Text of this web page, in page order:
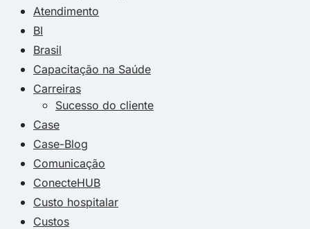
Atendimento
BI
Brasil
Capacitação na Saúde
Carreiras
Sucesso do cliente
Case
Case-Blog
Comunicação
ConecteHUB
Custo hospitalar
Custos